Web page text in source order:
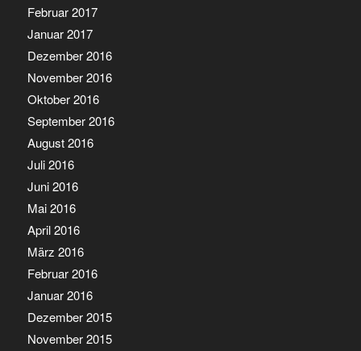
Februar 2017
Januar 2017
Dezember 2016
November 2016
Oktober 2016
September 2016
August 2016
Juli 2016
Juni 2016
Mai 2016
April 2016
März 2016
Februar 2016
Januar 2016
Dezember 2015
November 2015